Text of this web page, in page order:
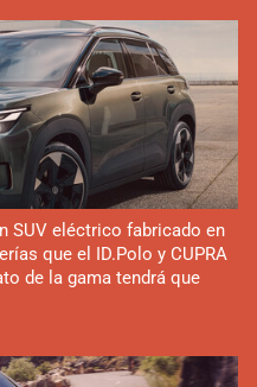
SUV eléctrico fabricado en
que el ID.Polo y CUPRA
de la gama tendrá que